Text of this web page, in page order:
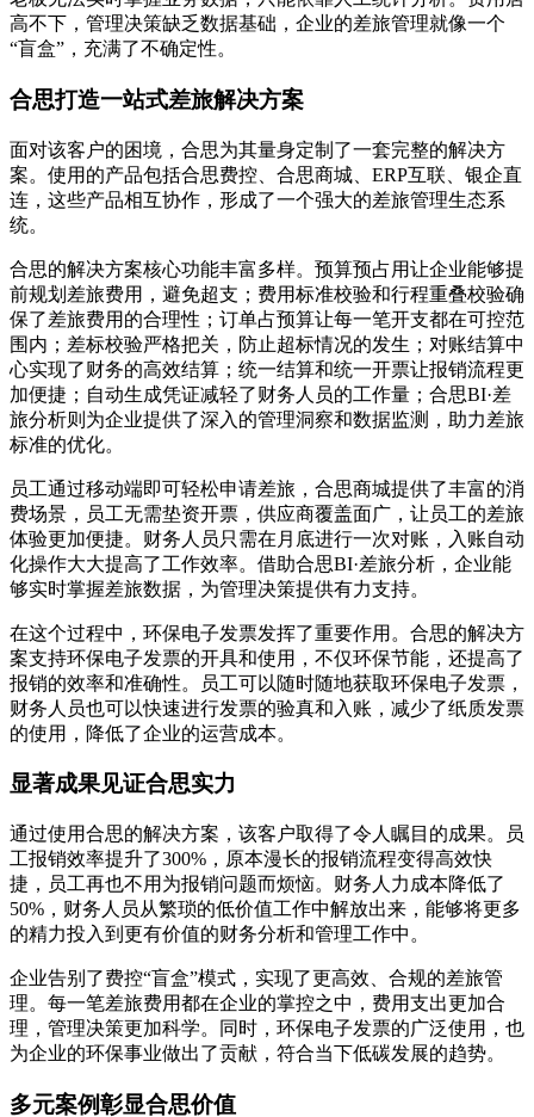
高不下，管理决策缺乏数据基础，企业的差旅管理就像一个
“盲盒”，充满了不确定性。
合思打造一站式差旅解决方案
面对该客户的困境，合思为其量身定制了一套完整的解决方
案。使用的产品包括合思费控、合思商城、ERP互联、银企直
连，这些产品相互协作，形成了一个强大的差旅管理生态系
统。
合思的解决方案核心功能丰富多样。预算预占用让企业能够提
前规划差旅费用，避免超支；费用标准校验和行程重叠校验确
保了差旅费用的合理性；订单占预算让每一笔开支都在可控范
围内；差标校验严格把关，防止超标情况的发生；对账结算中
心实现了财务的高效结算；统一结算和统一开票让报销流程更
加便捷；自动生成凭证减轻了财务人员的工作量；合思BI·差
旅分析则为企业提供了深入的管理洞察和数据监测，助力差旅
标准的优化。
员工通过移动端即可轻松申请差旅，合思商城提供了丰富的消
费场景，员工无需垫资开票，供应商覆盖面广，让员工的差旅
体验更加便捷。财务人员只需在月底进行一次对账，入账自动
化操作大大提高了工作效率。借助合思BI·差旅分析，企业能
够实时掌握差旅数据，为管理决策提供有力支持。
在这个过程中，环保电子发票发挥了重要作用。合思的解决方
案支持环保电子发票的开具和使用，不仅环保节能，还提高了
报销的效率和准确性。员工可以随时随地获取环保电子发票，
财务人员也可以快速进行发票的验真和入账，减少了纸质发票
的使用，降低了企业的运营成本。
显著成果见证合思实力
通过使用合思的解决方案，该客户取得了令人瞩目的成果。员
工报销效率提升了300%，原本漫长的报销流程变得高效快
捷，员工再也不用为报销问题而烦恼。财务人力成本降低了
50%，财务人员从繁琐的低价值工作中解放出来，能够将更多
的精力投入到更有价值的财务分析和管理工作中。
企业告别了费控“盲盒”模式，实现了更高效、合规的差旅管
理。每一笔差旅费用都在企业的掌控之中，费用支出更加合
理，管理决策更加科学。同时，环保电子发票的广泛使用，也
为企业的环保事业做出了贡献，符合当下低碳发展的趋势。
多元案例彰显合思价值